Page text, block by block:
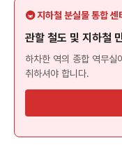
🚇 지하철 분실물 통합 센
관할 철도 및 지하철
하차한 역의 종합 역무실
취하셔야 합니다.